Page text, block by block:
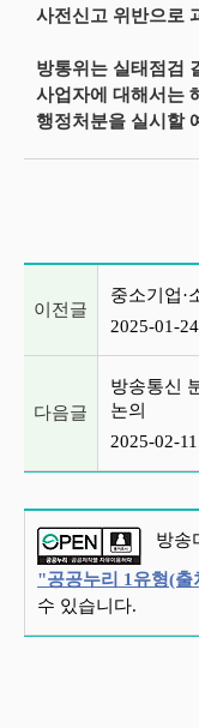
사전신고 위반으로
방통위는 실태점검
사업자에 대해서는
행정처분을 실시할
이전글
중소기업·
2025-01-24
다음글
방송통신
논의
2025-02-11
방송
"공공누리 1유형(출
수 있습니다.